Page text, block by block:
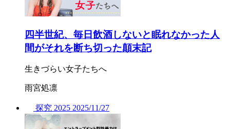
四半世紀、毎日飲酒しないと眠れなかった人
間がそれを断ち切った顛末記
生きづらい女子たちへ
雨宮処凛
探究 2025 2025/11/27